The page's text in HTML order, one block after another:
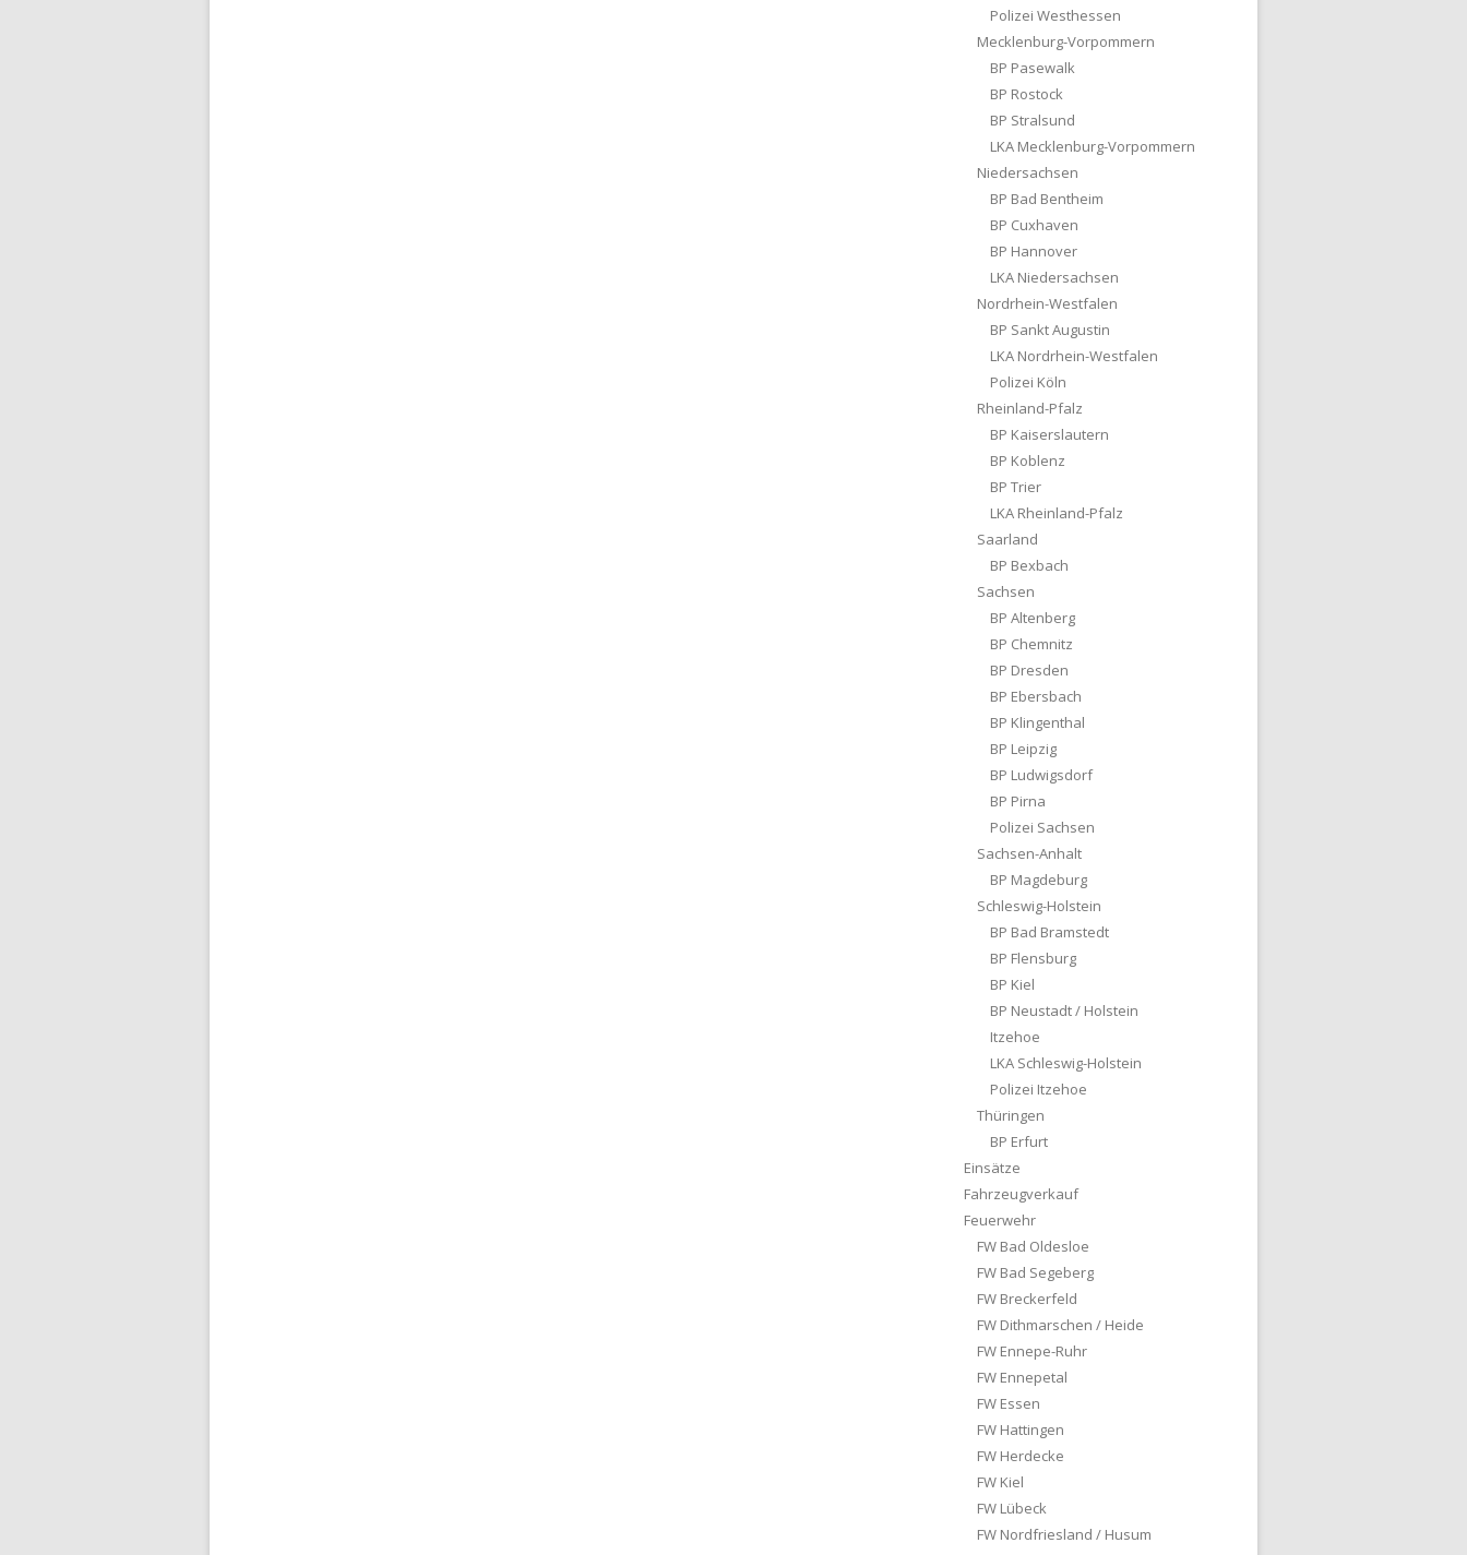
Polizei Westhessen
Mecklenburg-Vorpommern
BP Pasewalk
BP Rostock
BP Stralsund
LKA Mecklenburg-Vorpommern
Niedersachsen
BP Bad Bentheim
BP Cuxhaven
BP Hannover
LKA Niedersachsen
Nordrhein-Westfalen
BP Sankt Augustin
LKA Nordrhein-Westfalen
Polizei Köln
Rheinland-Pfalz
BP Kaiserslautern
BP Koblenz
BP Trier
LKA Rheinland-Pfalz
Saarland
BP Bexbach
Sachsen
BP Altenberg
BP Chemnitz
BP Dresden
BP Ebersbach
BP Klingenthal
BP Leipzig
BP Ludwigsdorf
BP Pirna
Polizei Sachsen
Sachsen-Anhalt
BP Magdeburg
Schleswig-Holstein
BP Bad Bramstedt
BP Flensburg
BP Kiel
BP Neustadt / Holstein
Itzehoe
LKA Schleswig-Holstein
Polizei Itzehoe
Thüringen
BP Erfurt
Einsätze
Fahrzeugverkauf
Feuerwehr
FW Bad Oldesloe
FW Bad Segeberg
FW Breckerfeld
FW Dithmarschen / Heide
FW Ennepe-Ruhr
FW Ennepetal
FW Essen
FW Hattingen
FW Herdecke
FW Kiel
FW Lübeck
FW Nordfriesland / Husum